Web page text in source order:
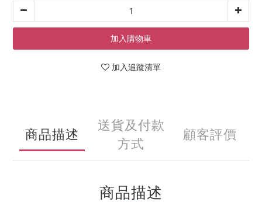
加入購物車
加入追蹤清單
商品描述
送貨及付款
方式
顧客評價
商品描述